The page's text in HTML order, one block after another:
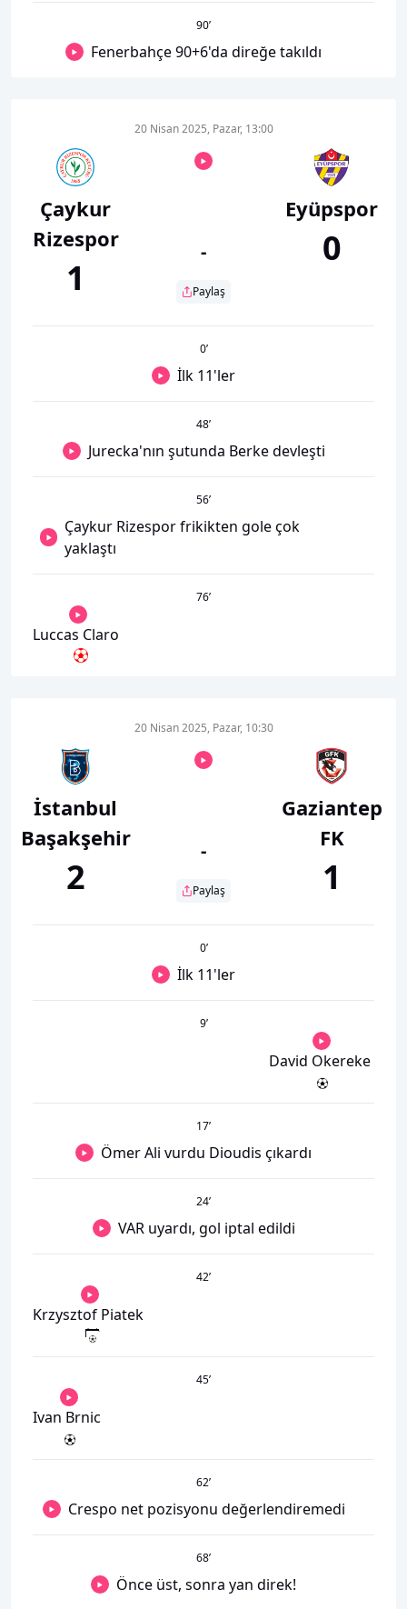
90’
Fenerbahçe 90+6'da direğe takıldı
Çaykur
Rizespor
1
20 Nisan 2025, Pazar, 13:00
-
Paylaş
Eyüpspor
0
0’
İlk 11'ler
48’
Jurecka'nın şutunda Berke devleşti
56’
Çaykur Rizespor frikikten gole çok
yaklaştı
76’
Luccas Claro
İstanbul
Başakşehir
2
20 Nisan 2025, Pazar, 10:30
-
Paylaş
Gaziantep
FK
1
0’
İlk 11'ler
9’
David Okereke
17’
Ömer Ali vurdu Dioudis çıkardı
24’
VAR uyardı, gol iptal edildi
42’
Krzysztof Piatek
45’
Ivan Brnic
62’
Crespo net pozisyonu değerlendiremedi
68’
Önce üst, sonra yan direk!